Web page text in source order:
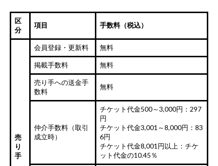
区
分
項目 手数料（税込）
売
り
手
会員登録・更新料 無料
掲載手数料 無料
売り手への送金手
数料
無料
仲介手数料（取引
成立時）
チケット代金500～3,000円：297
円
チケット代金3,001～8,000円：83
6円
チケット代金8,001円以上：チケ
ット代金の10.45％